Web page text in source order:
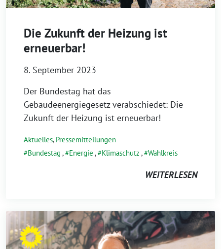
Die Zukunft der Heizung ist
erneuerbar!
8. September 2023
Der Bundestag hat das
Gebäudeenergiegesetz verabschiedet: Die
Zukunft der Heizung ist erneuerbar!
Aktuelles, Pressemitteilungen
Bundestag , Energie , Klimaschutz , Wahlkreis
WEITERLESEN